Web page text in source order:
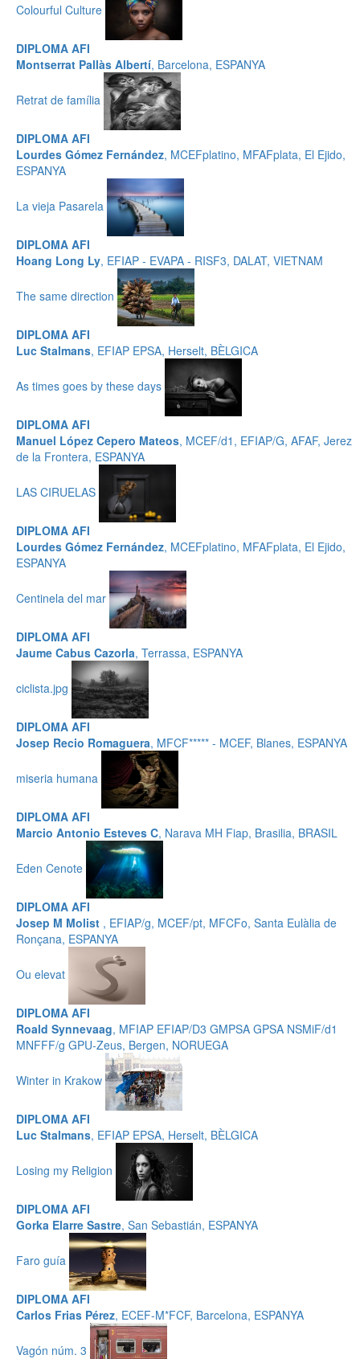
Colourful Culture
DIPLOMA AFI
Montserrat Pallàs Albertí, Barcelona, ESPANYA
Retrat de família
DIPLOMA AFI
Lourdes Gómez Fernández, MCEFplatino, MFAFplata, El Ejido,
ESPANYA
La vieja Pasarela
DIPLOMA AFI
Hoang Long Ly, EFIAP - EVAPA - RISF3, DALAT, VIETNAM
The same direction
DIPLOMA AFI
Luc Stalmans, EFIAP EPSA, Herselt, BÈLGICA
As times goes by these days
DIPLOMA AFI
Manuel López Cepero Mateos, MCEF/d1, EFIAP/G, AFAF, Jerez
de la Frontera, ESPANYA
LAS CIRUELAS
DIPLOMA AFI
Lourdes Gómez Fernández, MCEFplatino, MFAFplata, El Ejido,
ESPANYA
Centinela del mar
DIPLOMA AFI
Jaume Cabus Cazorla, Terrassa, ESPANYA
ciclista.jpg
DIPLOMA AFI
Josep Recio Romaguera, MFCF***** - MCEF, Blanes, ESPANYA
miseria humana
DIPLOMA AFI
Marcio Antonio Esteves C, Narava MH Fiap, Brasilia, BRASIL
Eden Cenote
DIPLOMA AFI
Josep M Molist , EFIAP/g, MCEF/pt, MFCFo, Santa Eulàlia de
Ronçana, ESPANYA
Ou elevat
DIPLOMA AFI
Roald Synnevaag, MFIAP EFIAP/D3 GMPSA GPSA NSMiF/d1
MNFFF/g GPU-Zeus, Bergen, NORUEGA
Winter in Krakow
DIPLOMA AFI
Luc Stalmans, EFIAP EPSA, Herselt, BÈLGICA
Losing my Religion
DIPLOMA AFI
Gorka Elarre Sastre, San Sebastián, ESPANYA
Faro guía
DIPLOMA AFI
Carlos Frias Pérez, ECEF-M*FCF, Barcelona, ESPANYA
Vagón núm. 3